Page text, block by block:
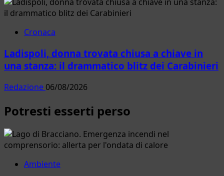
Cronaca
Ladispoli, donna trovata chiusa a chiave in
una stanza: il drammatico blitz dei Carabinieri
Redazione 06/08/2026
Potresti esserti perso
Ambiente